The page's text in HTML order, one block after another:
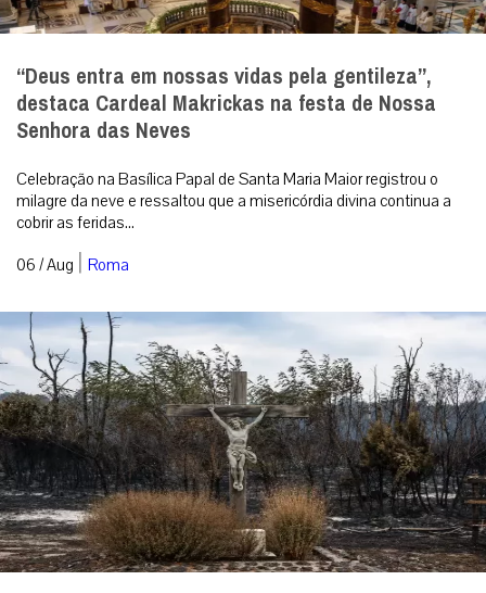
“Deus entra em nossas vidas pela gentileza”,
destaca Cardeal Makrickas na festa de Nossa
Senhora das Neves
Celebração na Basílica Papal de Santa Maria Maior registrou o
milagre da neve e ressaltou que a misericórdia divina continua a
cobrir as feridas...
06 / Aug | Roma